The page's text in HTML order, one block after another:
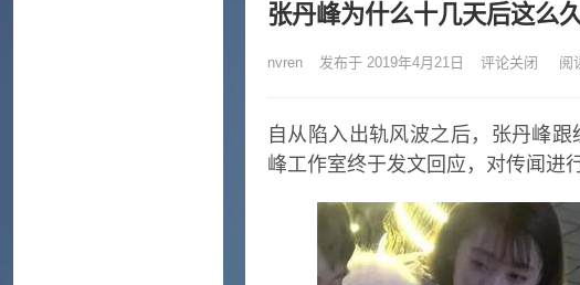
张丹峰为什么十几天后这么
nvren 发布于 2019年4月21日 评论关闭 阅
自从陷入出轨风波之后，张丹峰
峰工作室终于发文回应，对传闻进